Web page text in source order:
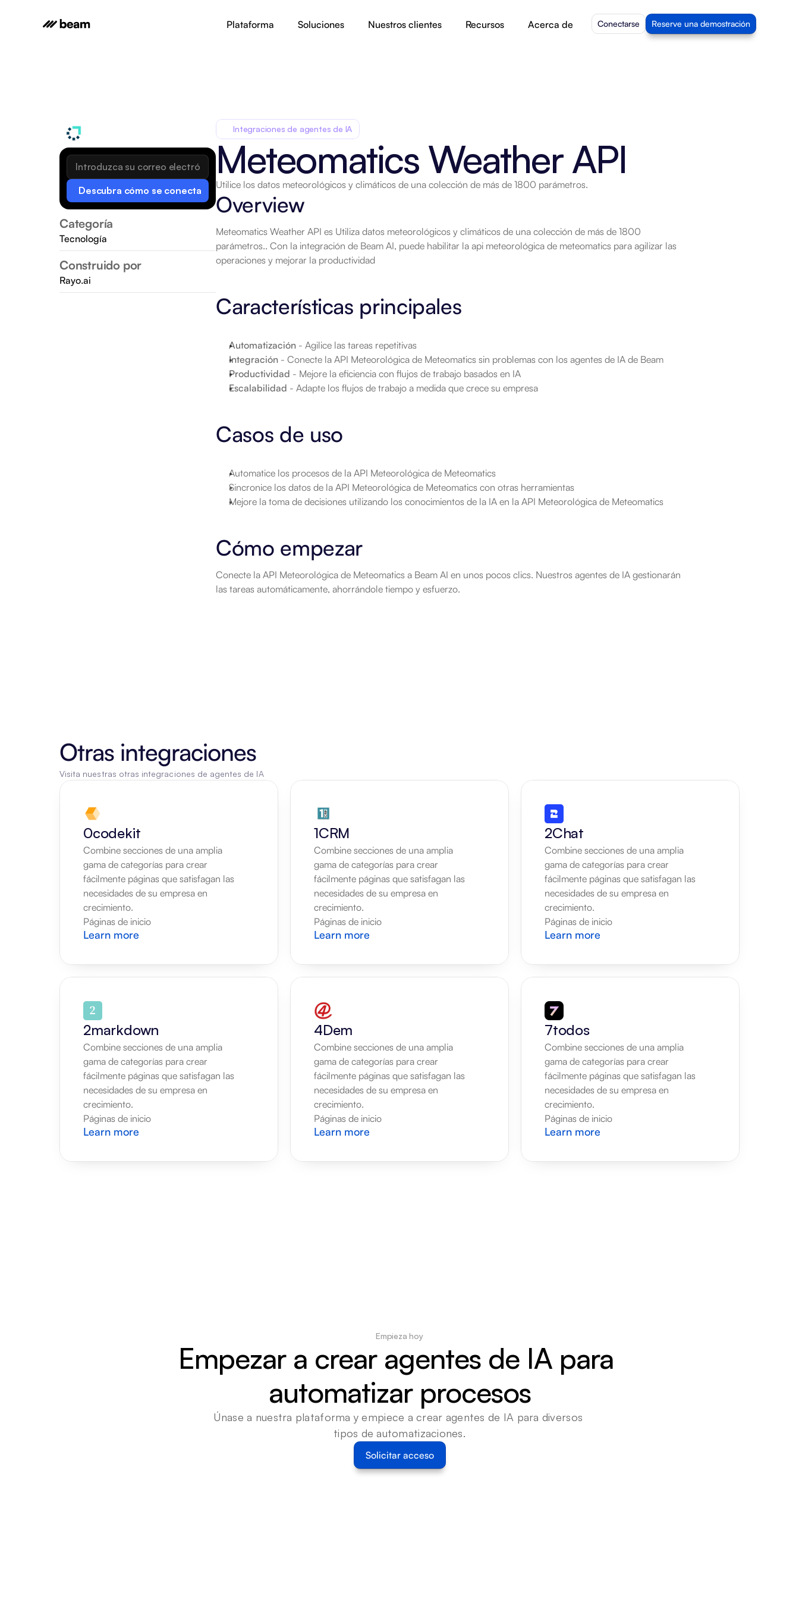
Descubra cómo se conecta
Categoría
Tecnología
Construido por
Rayo.ai
Integraciones de agentes de IA
Meteomatics Weather API
Utilice los datos meteorológicos y climáticos de una colección de más de 1800 parámetros.
Overview
Meteomatics Weather API es Utiliza datos meteorológicos y climáticos de una colección de más de 1800
parámetros.. Con la integración de Beam AI, puede habilitar la api meteorológica de meteomatics para agilizar las
operaciones y mejorar la productividad
Características principales
Automatización - Agilice las tareas repetitivas
Integración - Conecte la API Meteorológica de Meteomatics sin problemas con los agentes de IA de Beam
Productividad - Mejore la eficiencia con flujos de trabajo basados en IA
Escalabilidad - Adapte los flujos de trabajo a medida que crece su empresa
Casos de uso
Automatice los procesos de la API Meteorológica de Meteomatics
Sincronice los datos de la API Meteorológica de Meteomatics con otras herramientas
Mejore la toma de decisiones utilizando los conocimientos de la IA en la API Meteorológica de Meteomatics
Cómo empezar
Conecte la API Meteorológica de Meteomatics a Beam AI en unos pocos clics. Nuestros agentes de IA gestionarán
las tareas automáticamente, ahorrándole tiempo y esfuerzo.
Otras integraciones
Visita nuestras otras integraciones de agentes de IA
0codekit
Combine secciones de una amplia
gama de categorías para crear
fácilmente páginas que satisfagan las
necesidades de su empresa en
crecimiento.
Páginas de inicio
Learn more
1CRM
Combine secciones de una amplia
gama de categorías para crear
fácilmente páginas que satisfagan las
necesidades de su empresa en
crecimiento.
Páginas de inicio
Learn more
2Chat
Combine secciones de una amplia
gama de categorías para crear
fácilmente páginas que satisfagan las
necesidades de su empresa en
crecimiento.
Páginas de inicio
Learn more
2markdown
Combine secciones de una amplia
gama de categorías para crear
fácilmente páginas que satisfagan las
necesidades de su empresa en
crecimiento.
Páginas de inicio
Learn more
4Dem
Combine secciones de una amplia
gama de categorías para crear
fácilmente páginas que satisfagan las
necesidades de su empresa en
crecimiento.
Páginas de inicio
Learn more
7todos
Combine secciones de una amplia
gama de categorías para crear
fácilmente páginas que satisfagan las
necesidades de su empresa en
crecimiento.
Páginas de inicio
Learn more
Empieza hoy
Empezar a crear agentes de IA para
automatizar procesos
Únase a nuestra plataforma y empiece a crear agentes de IA para diversos
tipos de automatizaciones.
Solicitar acceso
Plataforma Soluciones Nuestros clientes Recursos Acerca de Conectarse Reserve una demostración